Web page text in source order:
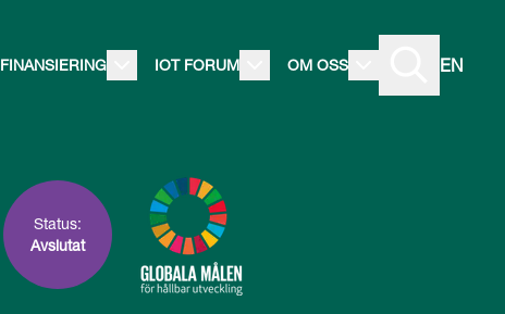
FINANSIERING IOT FORUM OM OSS EN
Status:
Avslutat